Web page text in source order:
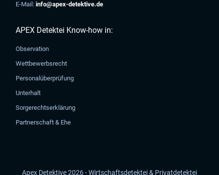
E-Mail:info@apex-detektive.de
APEX Detektei Know-how in:
Observation
Wettbewerbsrecht
Personalüberprüfung
Unterhalt
Sorgerechtserklärung
Partnerschaft & Ehe
Apex Detektive 2026 - Wirtschaftsdetektei & Privatdetektei